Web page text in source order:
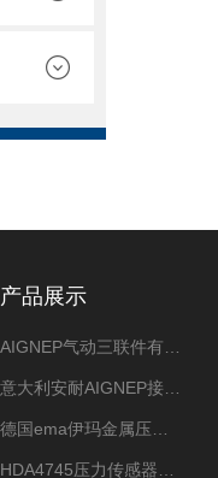
产品展示